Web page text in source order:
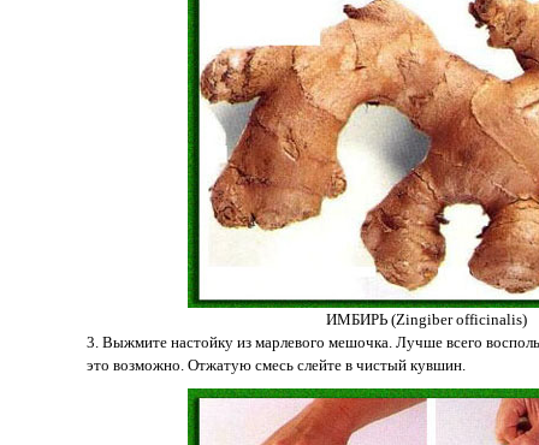
ИМБИРЬ (Zingiber officinalis)
3. Выжмите настойку из марлевого мешочка. Лучше всего
это возможно. Отжатую смесь слейте в чистый кувшин.